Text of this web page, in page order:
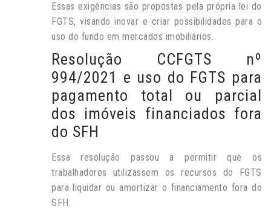
Essas exigências são propostas pela própria lei do
FGTS, visando inovar e criar possibilidades para o
uso do fundo em mercados imobiliários.
Resolução CCFGTS nº
994/2021 e uso do FGTS para
pagamento total ou parcial
dos imóveis financiados fora
do SFH
Essa resolução passou a permitir que os
trabalhadores utilizassem os recursos do FGTS
para liquidar ou amortizar o financiamento fora do
SFH.